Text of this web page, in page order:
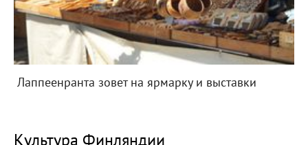
Лаппеенранта зовет на ярмарку и выставки
Культура Финляндии